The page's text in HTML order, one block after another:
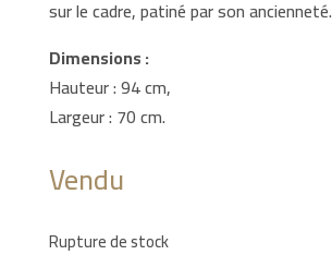
sur le cadre, patiné par son ancienneté.
Dimensions :
Hauteur : 94 cm,
Largeur : 70 cm.
Vendu
Rupture de stock